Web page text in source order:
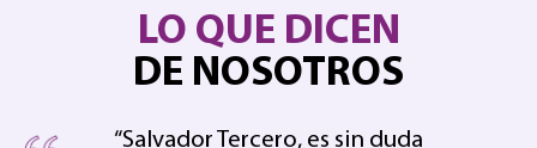
LO QUE DICEN
DE NOSOTROS
“Salvador Tercero, es sin duda